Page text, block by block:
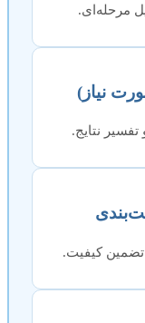
مرحله‌ای.
نتایج.
تضمین کیفیت.